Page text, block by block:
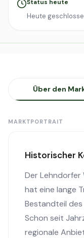
Status heute
Heute
Über den
MARKTPORTRAIT
Historischer
Der Lehndorfer
hat eine lange
Bestandteil
Schon seit
regionale